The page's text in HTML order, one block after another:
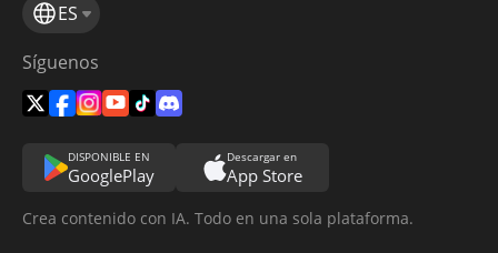
ES
Síguenos
DISPONIBLE EN
GooglePlay
Descargar en
App Store
Crea contenido con IA. Todo en una sola plataforma.